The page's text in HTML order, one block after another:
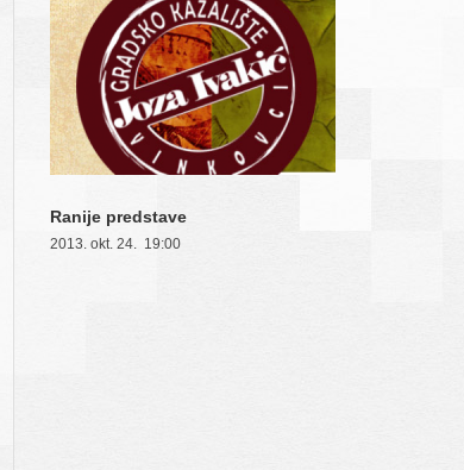
Ranije predstave
2013. okt. 24. 19:00